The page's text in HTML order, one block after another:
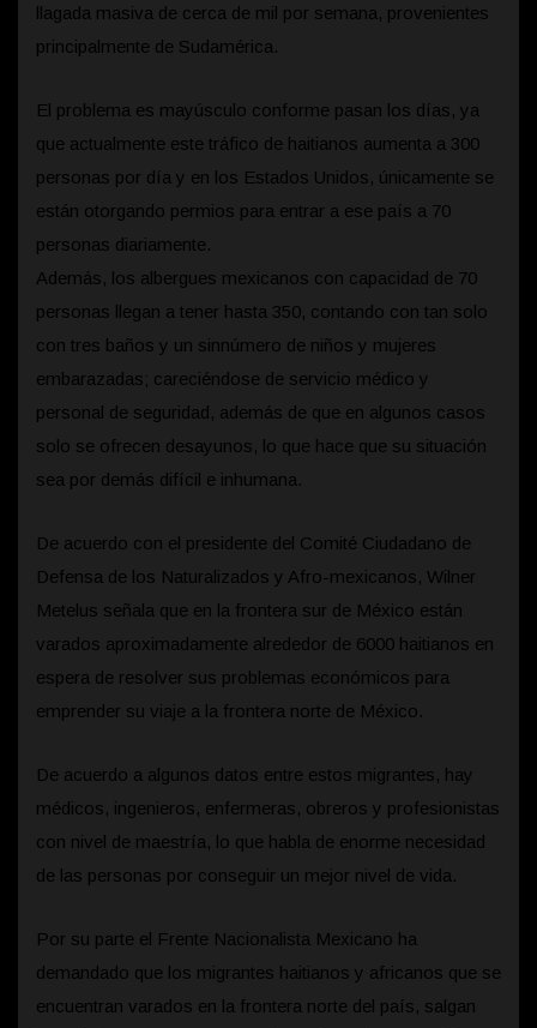
llagada masiva de cerca de mil por semana, provenientes
principalmente de Sudamérica.
El problema es mayúsculo conforme pasan los días, ya
que actualmente este tráfico de haitianos aumenta a 300
personas por día y en los Estados Unidos, únicamente se
están otorgando permios para entrar a ese país a 70
personas diariamente.
Además, los albergues mexicanos con capacidad de 70
personas llegan a tener hasta 350, contando con tan solo
con tres baños y un sinnúmero de niños y mujeres
embarazadas; careciéndose de servicio médico y
personal de seguridad, además de que en algunos casos
solo se ofrecen desayunos, lo que hace que su situación
sea por demás difícil e inhumana.
De acuerdo con el presidente del Comité Ciudadano de
Defensa de los Naturalizados y Afro-mexicanos, Wilner
Metelus señala que en la frontera sur de México están
varados aproximadamente alrededor de 6000 haitianos en
espera de resolver sus problemas económicos para
emprender su viaje a la frontera norte de México.
De acuerdo a algunos datos entre estos migrantes, hay
médicos, ingenieros, enfermeras, obreros y profesionistas
con nivel de maestría, lo que habla de enorme necesidad
de las personas por conseguir un mejor nivel de vida.
Por su parte el Frente Nacionalista Mexicano ha
demandado que los migrantes haitianos y africanos que se
encuentran varados en la frontera norte del país, salgan